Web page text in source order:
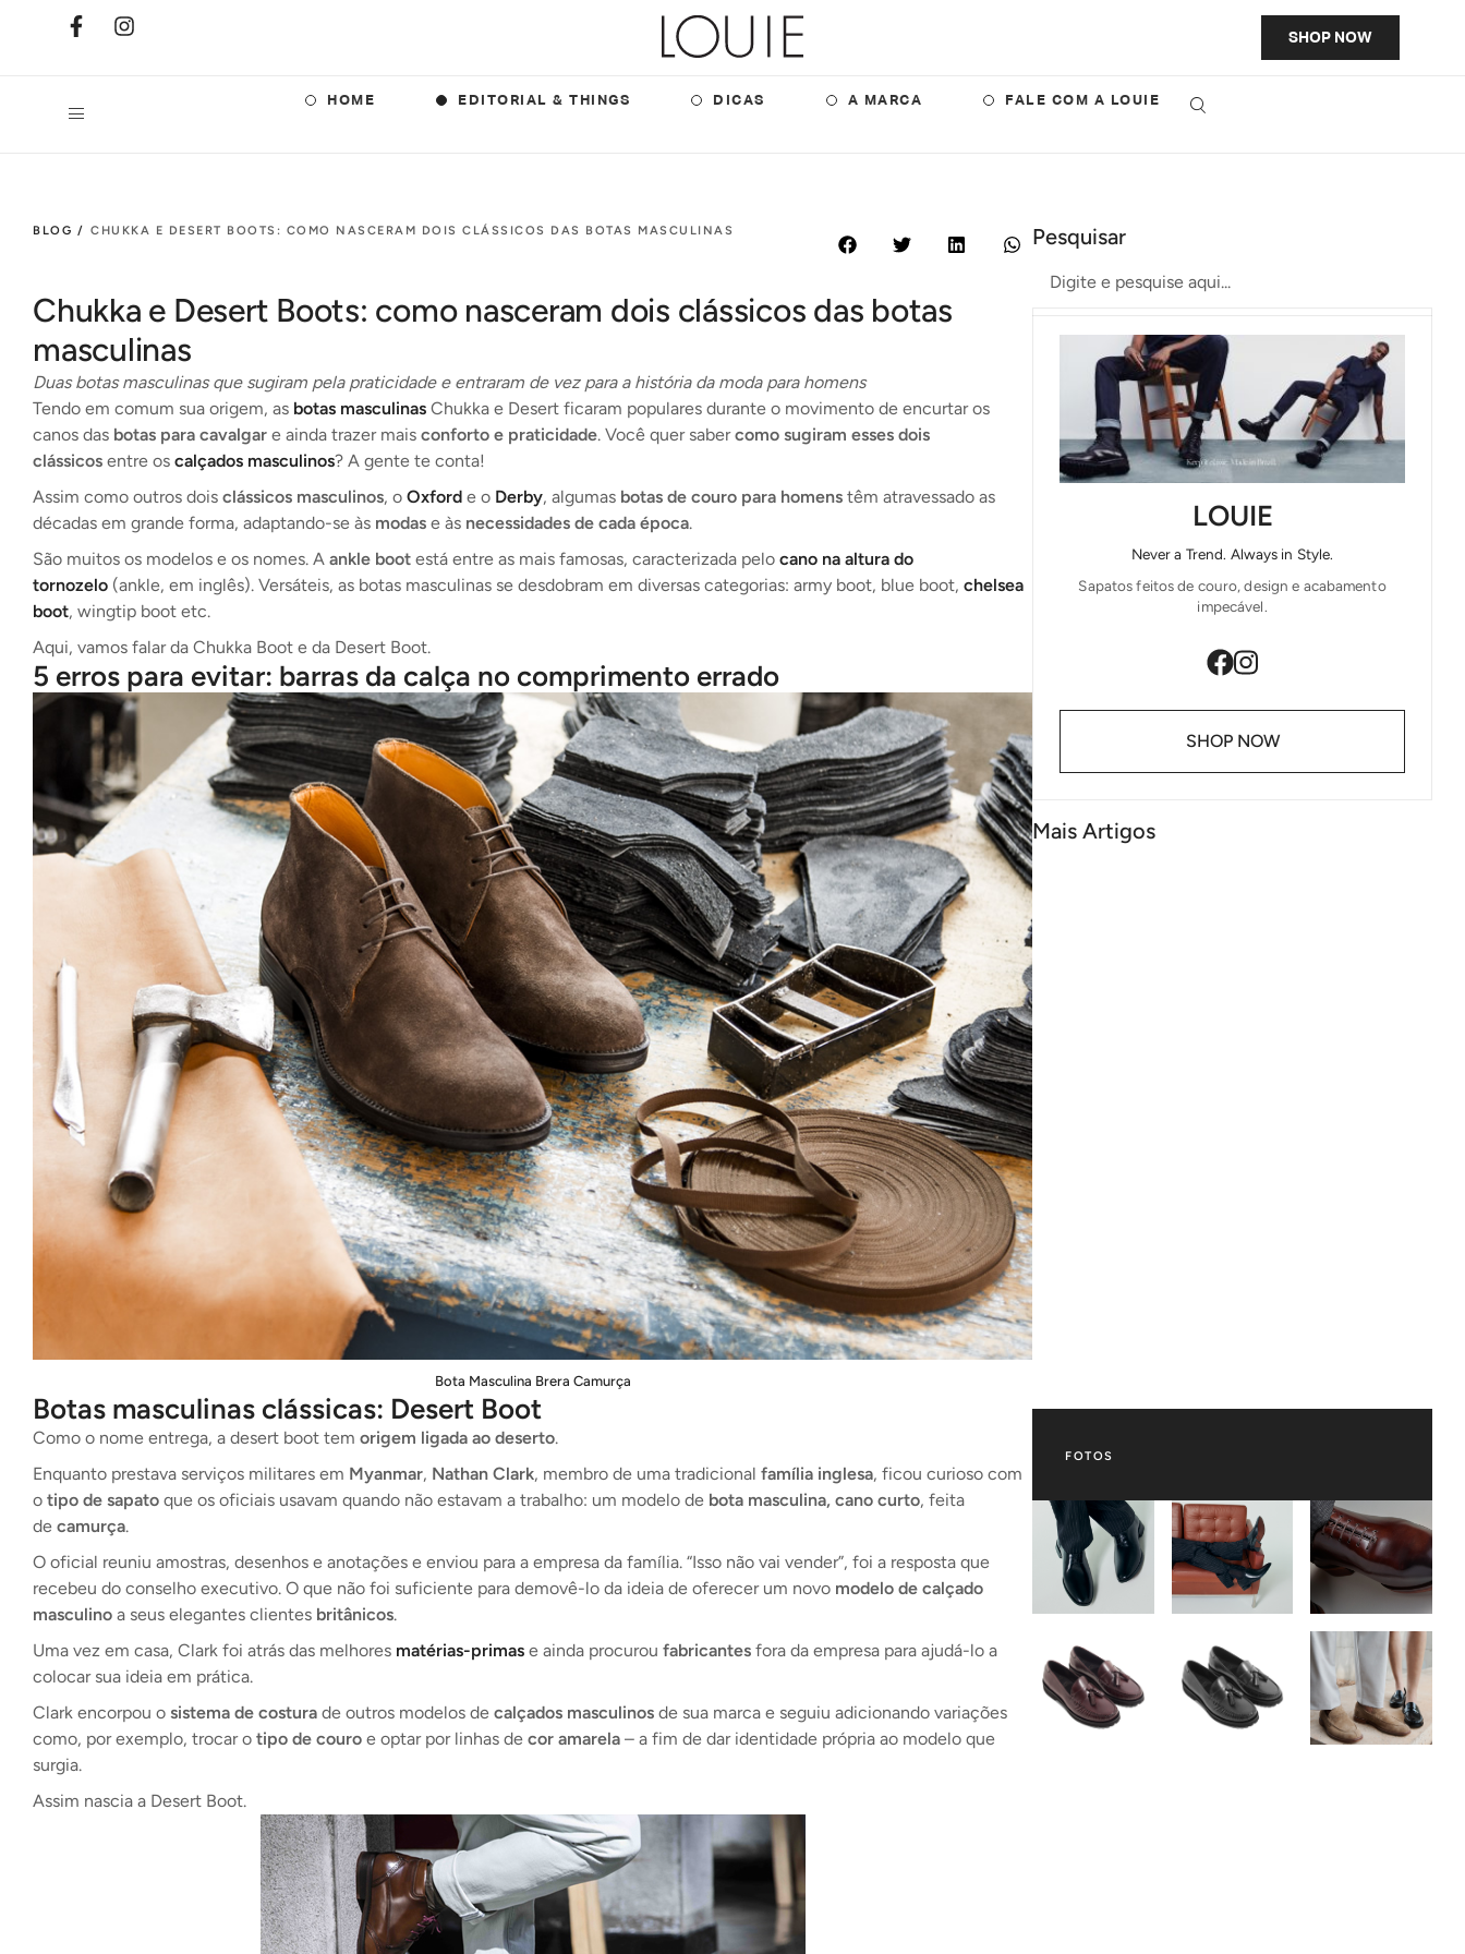
SHOP NOW
HOME EDITORIAL & THINGS DICAS A MARCA FALE COM A LOUIE
BLOG / CHUKKA E DESERT BOOTS: COMO NASCERAM DOIS CLÁSSICOS DAS BOTAS MASCULINAS
Chukka e Desert Boots: como nasceram dois clássicos das botas
masculinas
Duas botas masculinas que sugiram pela praticidade e entraram de vez para a história da moda para homens
Tendo em comum sua origem, as botas masculinas Chukka e Desert ficaram populares durante o movimento de encurtar os
canos das botas para cavalgar e ainda trazer mais conforto e praticidade. Você quer sabercomo sugiram esses dois
clássicos entre os calçados masculinos? A gente te conta!
Assim como outros dois clássicos masculinos, o Oxford e o Derby, algumas botas de couro para homens têm atravessado as
décadas em grande forma, adaptando-se às modas e às necessidades de cada época.
São muitos os modelos e os nomes. A ankle boot está entre as mais famosas, caracterizada pelo cano na altura do
tornozelo (ankle, em inglês). Versáteis, as botas masculinas se desdobram em diversas categorias: army boot, blue boot, chelsea
boot, wingtip boot etc.
Aqui, vamos falar da Chukka Boot e da Desert Boot.
5 erros para evitar: barras da calça no comprimento errado
Bota Masculina Brera Camurça
Botas masculinas clássicas: Desert Boot
Como o nome entrega, a desert boot tem origem ligada ao deserto.
Enquanto prestava serviços militares em Myanmar, Nathan Clark, membro de uma tradicional família inglesa, ficou curioso com
o tipo de sapato que os oficiais usavam quando não estavam a trabalho: um modelo de bota masculina, cano curto, feita
de camurça.
O oficial reuniu amostras, desenhos e anotações e enviou para a empresa da família. “Isso não vai vender”, foi a resposta que
recebeu do conselho executivo. O que não foi suficiente para demovê-lo da ideia de oferecer um novo modelo de calçado
masculino a seus elegantes clientes britânicos.
Uma vez em casa, Clark foi atrás das melhores matérias-primas e ainda procurou fabricantes fora da empresa para ajudá-lo a
colocar sua ideia em prática.
Clark encorpou o sistema de costura de outros modelos de calçados masculinos de sua marca e seguiu adicionando variações
como, por exemplo, trocar o tipo de couro e optar por linhas de cor amarela – a fim de dar identidade própria ao modelo que
surgia.
Assim nascia a Desert Boot.
Pesquisar
LOUIE
Never a Trend. Always in Style.
Sapatos feitos de couro, design e acabamento
impecável.
SHOP NOW
Mais Artigos
FOTOS